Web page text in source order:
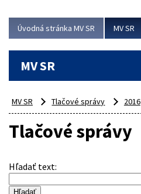
Úvodná stránka MV SR MV SR
MV SR
MV SR Tlačové správy 2016
Tlačové správy
Hľadať text: